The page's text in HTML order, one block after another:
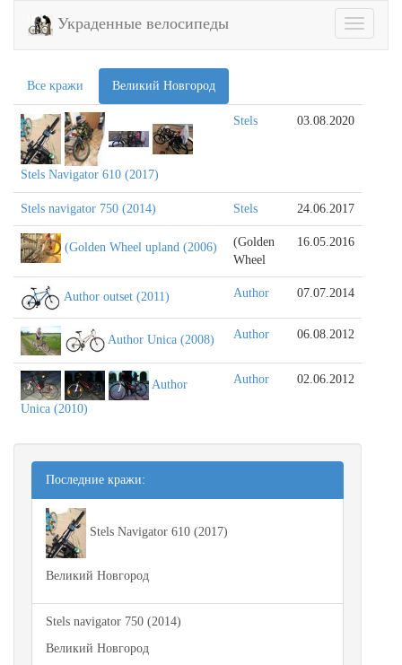
Toggle
Украденные велосипеды
Все кражи Великий Новгород
Stels Navigator 610 (2017)
Stels 03.08.2020
Stels navigator 750 (2014) Stels 24.06.2017
(Golden Wheel upland (2006)
(Golden
Wheel
16.05.2016
Author outset (2011) Author 07.07.2014
Author Unica (2008) Author 06.08.2012
Author
Unica (2010)
Author 02.06.2012
Последние кражи:
Stels Navigator 610 (2017)
Великий Новгород
Stels navigator 750 (2014)
Великий Новгород